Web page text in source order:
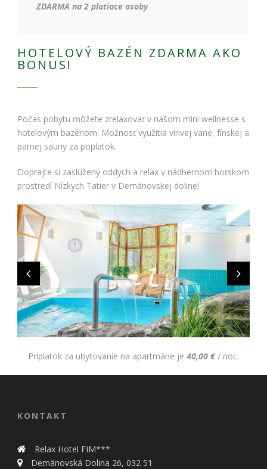
ZDARMA na 2 platiace osoby
HOTELOVÝ BAZÉN ZDARMA AKO
BONUS!
Počas pobytu môžete zrelaxovať v našom mini wellnesse s
hotelovým bazénom. Možnosť využitia vírivej vane, fínskej a
parnej sauny za poplatok.
Doprajte si zaslúžený oddych a relax v nádhernom horskom
prostredí Nízkych Tatier v Demänovskej doline!
Príplatok za ubytovanie na apartmáne je 40,00 € / noc.
KONTAKT
Relax Hotel FIM***
Demänovská Dolina 26, 032 51